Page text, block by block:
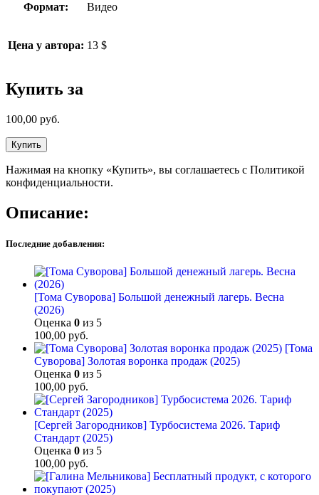
Формат: Видео
Цена у автора: 13 $
Купить за
100,00 руб.
Купить
Нажимая на кнопку «Купить», вы соглашаетесь с Политикой
конфиденциальности.
Описание:
Последние добавления:
[Тома Суворова] Большой денежный лагерь. Весна
(2026)
Оценка 0 из 5
100,00 руб.
[Тома
Суворова] Золотая воронка продаж (2025)
Оценка 0 из 5
100,00 руб.
[Сергей Загородников] Турбосистема 2026. Тариф
Стандарт (2025)
Оценка 0 из 5
100,00 руб.